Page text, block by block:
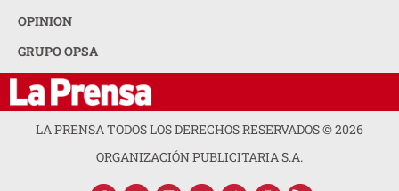
OPINION
GRUPO OPSA
LA PRENSA TODOS LOS DERECHOS RESERVADOS ©2026
ORGANIZACIÓN PUBLICITARIA S.A.